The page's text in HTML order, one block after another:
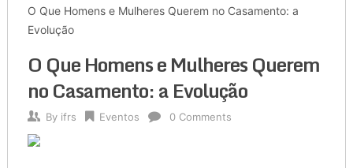
O Que Homens e Mulheres Querem no Casamento: a
Evolução
O Que Homens e Mulheres Querem
no Casamento: a Evolução
By ifrs Eventos 0 Comments